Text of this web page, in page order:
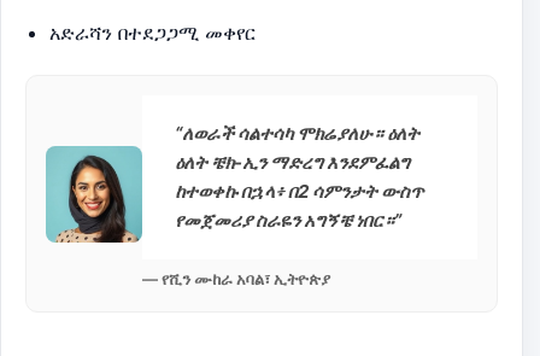
አድራሻን በተደጋጋሚ መቀየር
“ለወራች ሳልተሳካ ሞክሬያለሁ። ዕለት
ዕለት ቼክ-ኢን ማድረግ እንደምፈልግ
ከተወቀኩ በኋላ፥ በ2 ሳምንታት ውስጥ
የመጀመሪያ ስራዬን አግኝቼ ነበር።”
— የሺን ሙከራ አባል፣ ኢትዮጵያ